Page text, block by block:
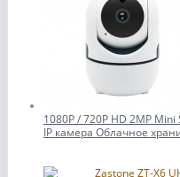
1080P / 720P HD 2MP
IP камера Облачное